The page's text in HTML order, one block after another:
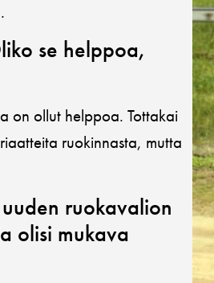
se helppoa,
on ollut helppoa. Tottakai
ruokinnasta, mutta
ruokavalion
olisi mukava